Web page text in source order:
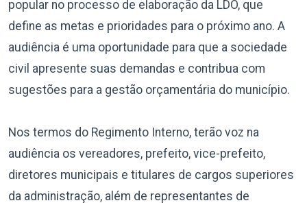
popular no processo de elaboração da LDO, que
define as metas e prioridades para o próximo ano. A
audiência é uma oportunidade para que a sociedade
civil apresente suas demandas e contribua com
sugestões para a gestão orçamentária do município.
Nos termos do Regimento Interno, terão voz na
audiência os vereadores, prefeito, vice-prefeito,
diretores municipais e titulares de cargos superiores
da administração, além de representantes de